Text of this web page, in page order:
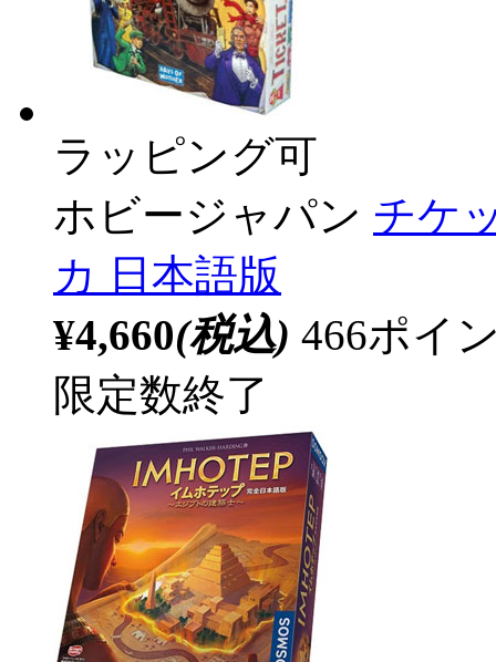
ラッピング可
ホビージャパン チケ
カ 日本語版
¥4,660(税込) 466ポイ
限定数終了